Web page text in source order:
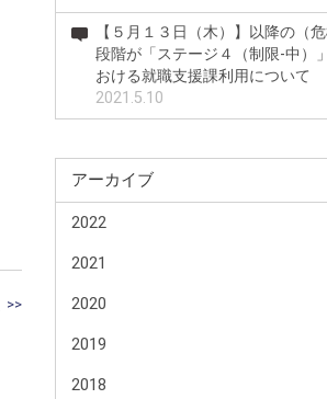
>>
【５月１３日（木）】以降の（
段階が「ステージ４（制限-中）
おける就職支援課利用について
2021.5.10
アーカイブ
2022
2021
2020
2019
2018